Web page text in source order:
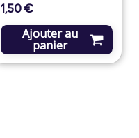
Prix
1,50 €
Ajouter au
panier